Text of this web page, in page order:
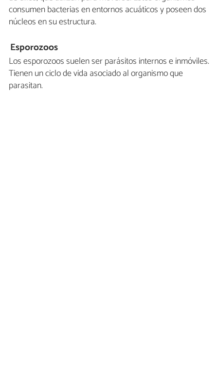
consumen bacterias en entornos acuáticos y poseen dos
núcleos en su estructura.
Esporozoos
Los esporozoos suelen ser parásitos internos e inmóviles.
Tienen un ciclo de vida asociado al organismo que
parasitan.